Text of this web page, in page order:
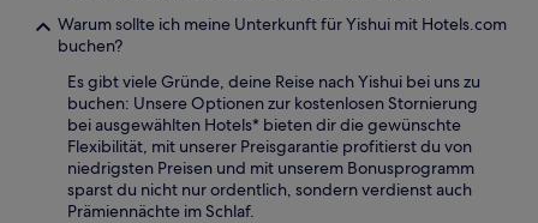
Warum sollte ich meine Unterkunft für Yishui mit Hotels.com
buchen?
Es gibt viele Gründe, deine Reise nach Yishui bei uns zu
buchen: Unsere Optionen zur kostenlosen Stornierung
bei ausgewählten Hotels* bieten dir die gewünschte
Flexibilität, mit unserer Preisgarantie profitierst du von
niedrigsten Preisen und mit unserem Bonusprogramm
sparst du nicht nur ordentlich, sondern verdienst auch
Prämiennächte im Schlaf.